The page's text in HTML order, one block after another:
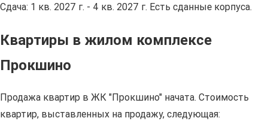
Сдача: 1 кв. 2027 г. - 4 кв. 2027 г. Есть сданные корпуса.
Квартиры в жилом комплексе
Прокшино
Продажа квартир в ЖК "Прокшино" начата. Стоимость
квартир, выставленных на продажу, следующая: